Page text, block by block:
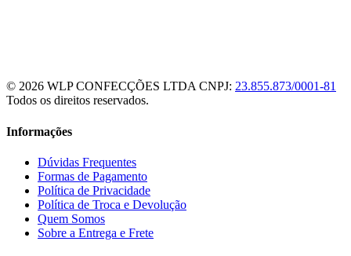
© 2026 WLP CONFECÇÕES LTDACNPJ: 23.855.873/0001-81
Todos os direitos reservados.
Informações
Dúvidas Frequentes
Formas de Pagamento
Política de Privacidade
Política de Troca e Devolução
Quem Somos
Sobre a Entrega e Frete